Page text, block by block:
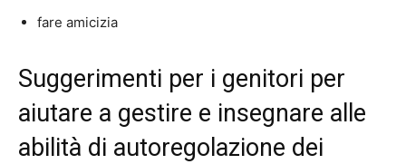
fare amicizia
Suggerimenti per i genitori per
aiutare a gestire e insegnare alle
abilità di autoregolazione dei